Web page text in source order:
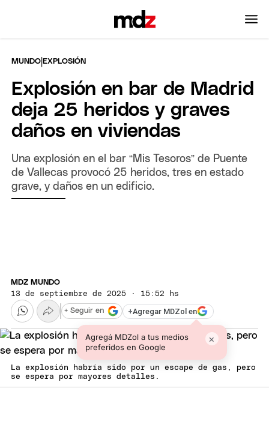
MUNDO |EXPLOSIÓN
Explosión en bar de Madrid
deja 25 heridos y graves
daños en viviendas
Una explosión en el bar “Mis Tesoros” de Puente
de Vallecas provocó 25 heridos, tres en estado
grave, y daños en un edificio.
MDZ MUNDO
13 de septiembre de 2025 · 15:52 hs
+Agregar MDZol en
Agregá MDZol a tus medios
preferidos en Google
×
+ Seguir en
La explosión habría sido por un escape de gas, pero
se espera por mayores detalles.